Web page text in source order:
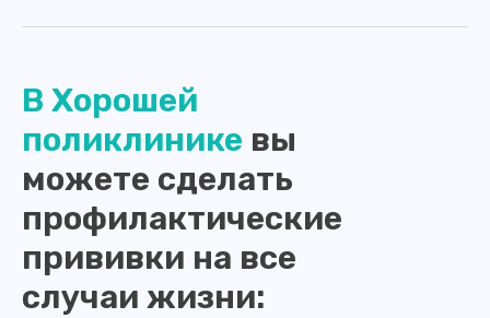
В Хорошей
поликлинике вы
можете сделать
профилактические
прививки на все
случаи жизни: